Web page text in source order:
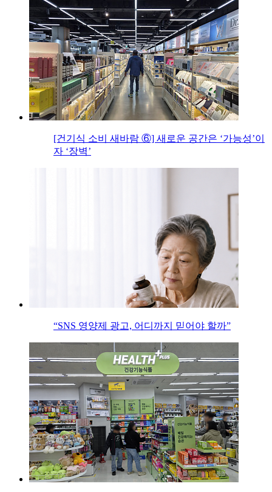
[건기식 소비 새바람 ⑥] 새로운 공간은 ‘가능성’이
자 ‘장벽’
“SNS 영양제 광고, 어디까지 믿어야 할까”